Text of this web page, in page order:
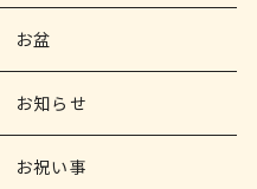
お盆
お知らせ
お祝い事